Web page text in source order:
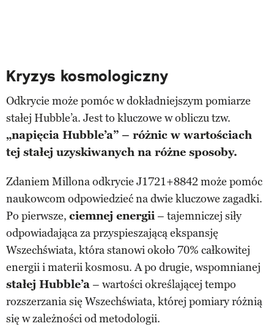
Kryzys kosmologiczny
Odkrycie może pomóc w dokładniejszym pomiarze
stałej Hubble’a. Jest to kluczowe w obliczu tzw.
„napięcia Hubble’a” – różnic w wartościach
tej stałej uzyskiwanych na różne sposoby.
Zdaniem Millona odkrycie J1721+8842 może pomóc
naukowcom odpowiedzieć na dwie kluczowe zagadki.
Po pierwsze, ciemnej energii– tajemniczej siły
odpowiadająca za przyspieszającą ekspansję
Wszechświata, która stanowi około 70% całkowitej
energii i materii kosmosu. A po drugie, wspomnianej
stałej Hubble’a– wartości określającej tempo
rozszerzania się Wszechświata, której pomiary różnią
się w zależności od metodologii.